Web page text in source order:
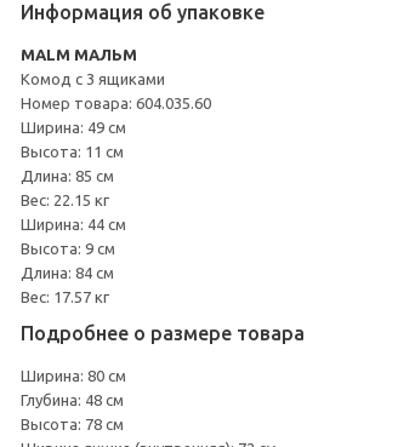
Информация об упаковке
MALM МАЛЬМ
Комод с 3 ящиками
Номер товара: 604.035.60
Ширина: 49 см
Высота: 11 см
Длина: 85 см
Вес: 22.15 кг
Ширина: 44 см
Высота: 9 см
Длина: 84 см
Вес: 17.57 кг
Подробнее о размере товара
Ширина: 80 см
Глубина: 48 см
Высота: 78 см